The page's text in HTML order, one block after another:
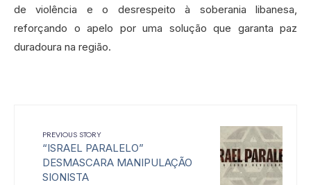
de violência e o desrespeito à soberania libanesa,
reforçando o apelo por uma solução que garanta paz
duradoura na região.
PREVIOUS STORY
“ISRAEL PARALELO”
DESMASCARA MANIPULAÇÃO
SIONISTA